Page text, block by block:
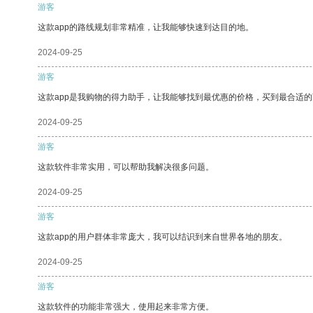
游客
这款app的路线规划非常精准，让我能够快速到达目的地。
2024-09-25
游客
这款app是我购物的得力助手，让我能够找到最优惠的价格，买到最合适
2024-09-25
游客
这款软件非常实用，可以帮助我解决很多问题。
2024-09-25
游客
这款app的用户群体非常庞大，我可以结识到来自世界各地的朋友。
2024-09-25
游客
这款软件的功能非常强大，使用起来非常方便。